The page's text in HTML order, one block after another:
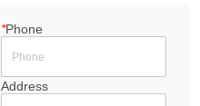
*Phone
Address